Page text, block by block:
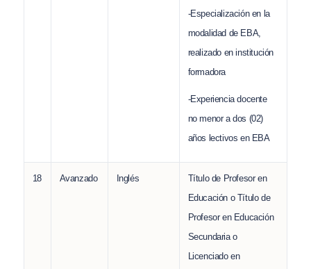
-Especialización en la
modalidad de EBA,
realizado en institución
formadora
-Experiencia docente
no menor a dos (02)
años lectivos en EBA
18 Avanzado Inglés
Título de Profesor en
Educación o Título de
Profesor en Educación
Secundaria o
Licenciado en